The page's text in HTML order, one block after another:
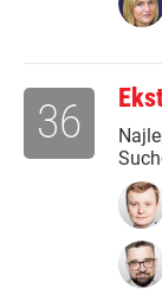
36